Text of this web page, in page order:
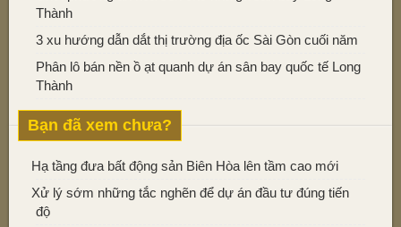
Thành
3 xu hướng dẫn dắt thị trường địa ốc Sài Gòn cuối năm
Phân lô bán nền ồ ạt quanh dự án sân bay quốc tế Long
Thành
Bạn đã xem chưa?
Hạ tầng đưa bất động sản Biên Hòa lên tầm cao mới
Xử lý sớm những tắc nghẽn để dự án đầu tư đúng tiến
độ